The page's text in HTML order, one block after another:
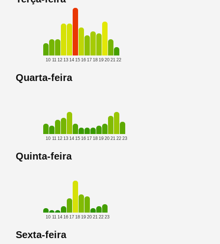
10 11 12 13 14 15 16 17 18 19 20 21 22
Quarta-feira
10 11 12 13 14 15 16 17 18 19 20 21 22 23
Quinta-feira
10 11 14 16 17 18 19 20 21 22 23
Sexta-feira